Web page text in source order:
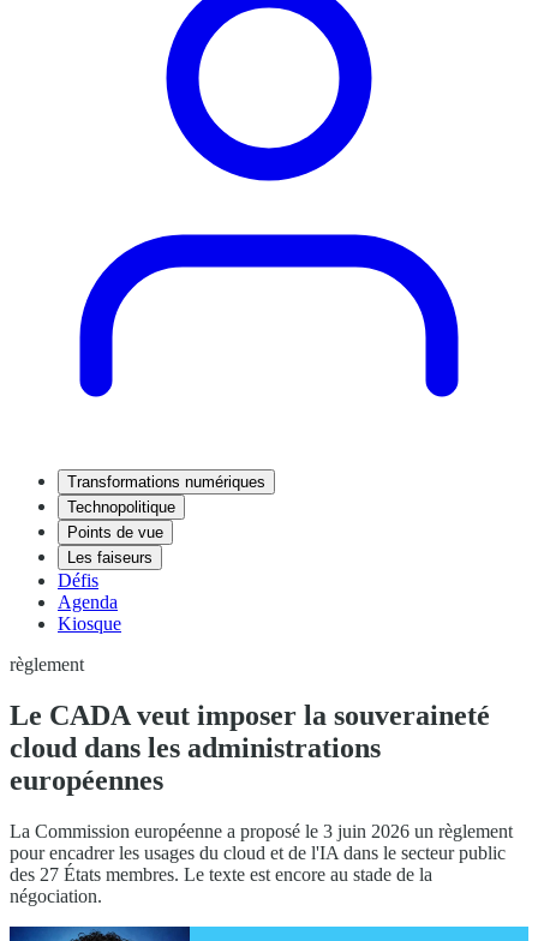
Transformations numériques
Technopolitique
Points de vue
Les faiseurs
Défis
Agenda
Kiosque
règlement
Le CADA veut imposer la souveraineté
cloud dans les administrations
européennes
La Commission européenne a proposé le 3 juin 2026 un règlement
pour encadrer les usages du cloud et de l'IA dans le secteur public
des 27 États membres. Le texte est encore au stade de la
négociation.